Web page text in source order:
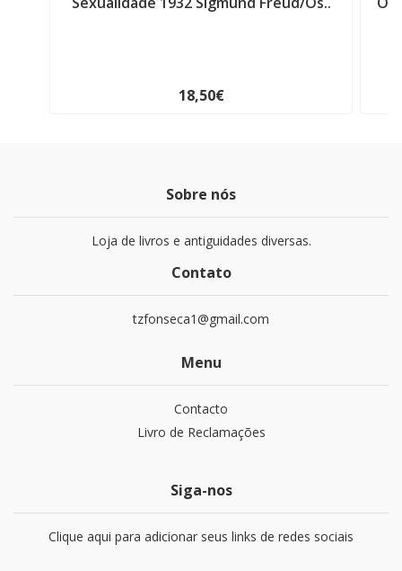
18,50€
Sobre nós
Loja de livros e antiguidades diversas.
Contato
tzfonseca1@gmail.com
Menu
Contacto
Livro de Reclamações
Siga-nos
Clique aqui para adicionar seus links de redes sociais